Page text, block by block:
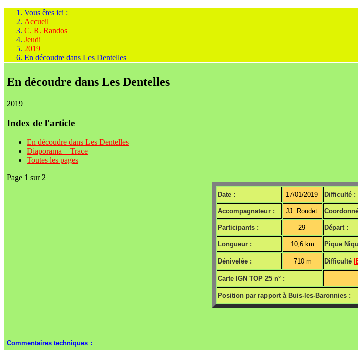
Vous êtes ici :
Accueil
C. R. Randos
Jeudi
2019
En découdre dans Les Dentelles
En découdre dans Les Dentelles
2019
Index de l'article
En découdre dans Les Dentelles
Diaporama + Trace
Toutes les pages
Page 1 sur 2
Date : 17/01/2019 Difficulté :
Accompagnateur : JJ. Roudet
Participants : 29 Départ :
Longueur : 10,6 km Pique
Dénivelée : 710 m Difficulté
Carte IGN TOP 25 n° :
Position par rapport à Buis-les-Baronnies :
Commentaires techniques :